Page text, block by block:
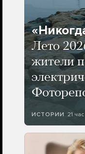
Лето
жители
ИСТОРИИ 21